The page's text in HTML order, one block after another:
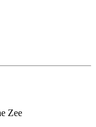
Zee